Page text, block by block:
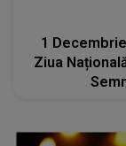
1
Ziua